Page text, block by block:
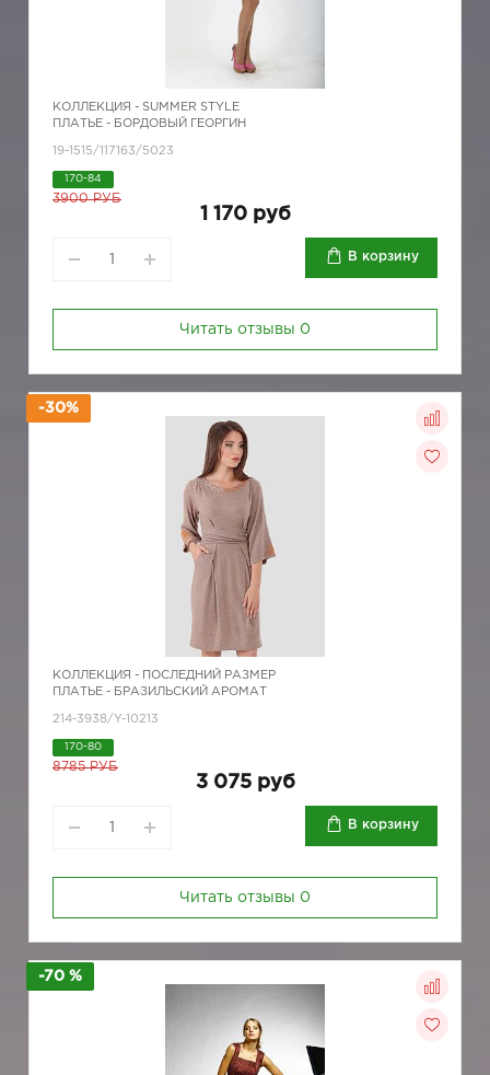
КОЛЛЕКЦИЯ - SUMMER STYLE
ПЛАТЬЕ - БОРДОВЫЙ ГЕОРГИН
19-1515/117163/5023
170-84
3900 РУБ
1 170 руб
В корзину
Читать отзывы 0
-30%
КОЛЛЕКЦИЯ -
ПОСЛЕДНИЙ РАЗМЕР
ПЛАТЬЕ - БРАЗИЛЬСКИЙ АРОМАТ
214-3938/Y-10213
170-80
8785 РУБ
3 075 руб
В корзину
Читать отзывы 0
-70 %